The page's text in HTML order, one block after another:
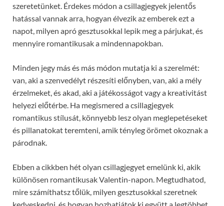
szeretetünket. Érdekes módon a csillagjegyek jelentős
hatással vannak arra, hogyan élvezik az emberek ezt a
napot, milyen apró gesztusokkal lepik meg a párjukat, és
mennyire romantikusak a mindennapokban.
Minden jegy más és más módon mutatja ki a szerelmét:
van, aki a szenvedélyt részesíti előnyben, van, aki a mély
érzelmeket, és akad, aki a játékosságot vagy a kreativitást
helyezi előtérbe. Ha megismered a csillagjegyek
romantikus stílusát, könnyebb lesz olyan meglepetéseket
és pillanatokat teremteni, amik tényleg örömet okoznak a
párodnak.
Ebben a cikkben hét olyan csillagjegyet emelünk ki, akik
különösen romantikusak Valentin-napon. Megtudhatod,
mire számíthatsz tőlük, milyen gesztusokkal szeretnek